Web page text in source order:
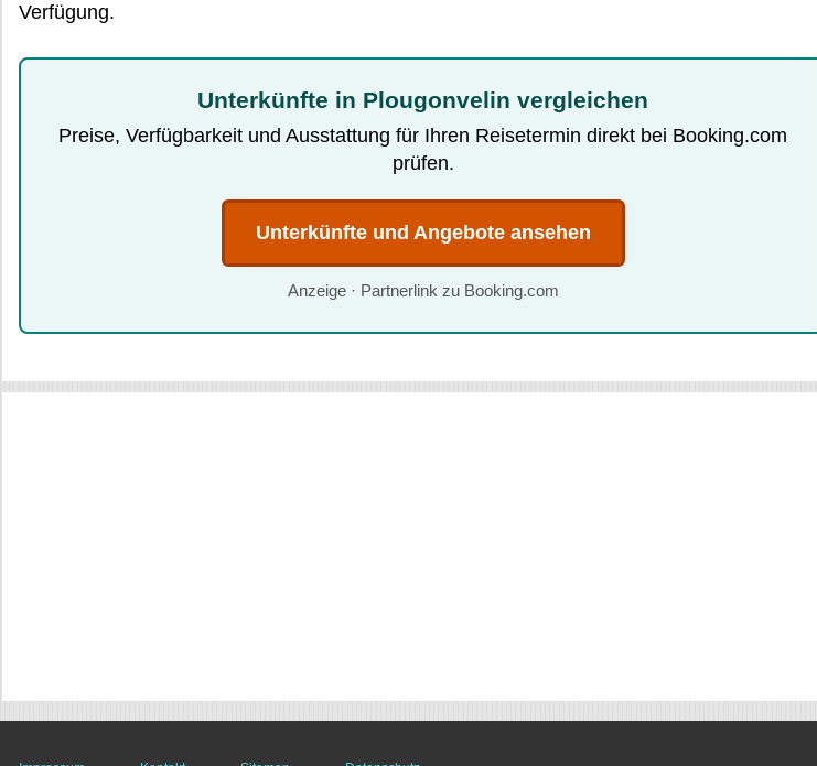
Verfügung.
Unterkünfte in Plougonvelin vergleichen
Preise, Verfügbarkeit und Ausstattung für Ihren Reisetermin direkt bei Booking.com
prüfen.
Unterkünfte und Angebote ansehen
Anzeige · Partnerlink zu Booking.com